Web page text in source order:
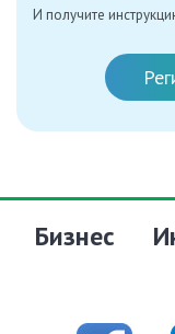
И получите
Бизнес